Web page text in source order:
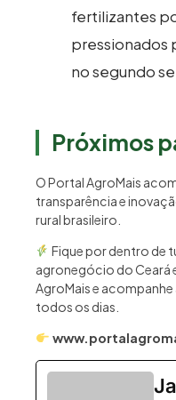
fertilizantes
pressionados
no segundo
Próximos
O Portal AgroMais
transparência e
rural brasileiro.
Fique por dentro de
agronegócio do Ceará
AgroMais e
todos os dias.